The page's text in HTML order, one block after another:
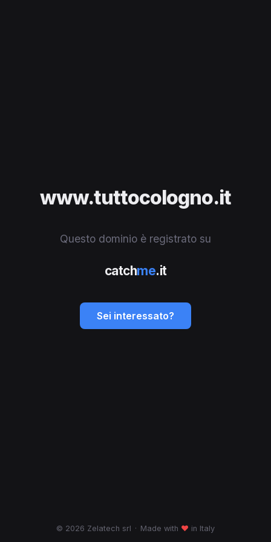
www.tuttocologno.it
Questo dominio è registrato su
catchme.it
Sei interessato?
© 2026 Zelatech srl · Made with ♥ in Italy